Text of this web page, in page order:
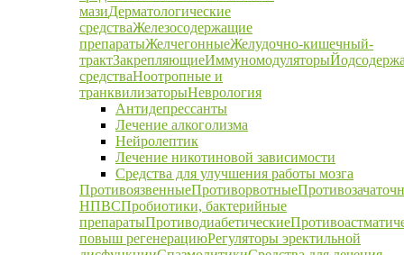
мазиДерматологические
средстваЖелезосодержащие
препаратыЖелчегонныеЖелудочно-кишечный-
трактЗакрепляющиеИммуномодуляторы
средстваНоотропные и
транквилизаторыНеврология
Антидепрессанты
Лечение алкоголизма
Нейролептик
Лечение никотиновой зависимости
Средства для улучшения работы мозга
ПротивоязвенныеПротиворвотные
НПВСПробиотики, бактерийные
препаратыПротиводиабетические
повыш регенерациюРегуляторы эректильной